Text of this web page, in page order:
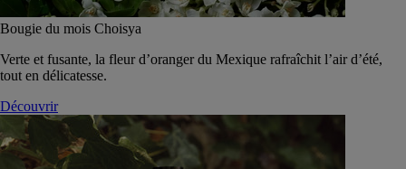
Bougie du mois Choisya
Verte et fusante, la fleur d’oranger du Mexique rafraîchit l’air d’été,
tout en délicatesse.
Découvrir